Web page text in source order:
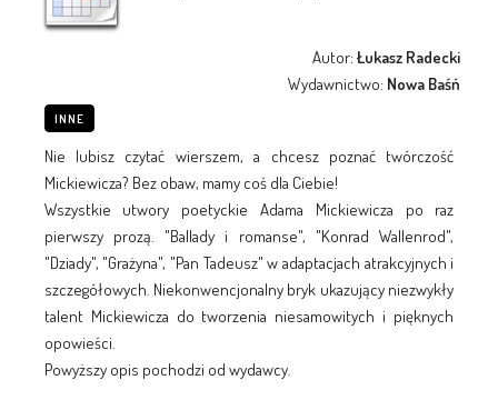
Autor:Łukasz Radecki
Wydawnictwo: Nowa Baśń
INNE
Nie lubisz czytać wierszem, a chcesz poznać twórczość
Mickiewicza? Bez obaw, mamy coś dla Ciebie!
Wszystkie utwory poetyckie Adama Mickiewicza po raz
pierwszy prozą. "Ballady i romanse", "Konrad Wallenrod",
"Dziady", "Grażyna", "Pan Tadeusz" w adaptacjach atrakcyjnych i
szczegółowych. Niekonwencjonalny bryk ukazujący niezwykły
talent Mickiewicza do tworzenia niesamowitych i pięknych
opowieści.
Powyższy opis pochodzi od wydawcy.